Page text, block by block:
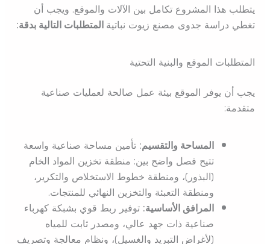
يتطلب هذا المشروع تكامل بين الآلات والموقع. ويجب أن
تغطي دراسة جدوى مصنع زيوت نباتيةالمتطلبات التالية بدقة:
المتطلبات الموقع والبنية التحتية
يجب أن يوفر الموقع بيئة عمل صالحة لعمليات صناعية
متقدمة:
المساحة والتقسيم:تأمين مساحة صناعية واسعة
تتيح فصل واضح بين: منطقة تخزين المواد الخام
(البذور)، ومنطقة خطوط الاستخلاص والتكرير،
ومنطقة التعبئة والتخزين النهائي للمنتجات.
المرافق الأساسية:توفير ربط قوي بشبكة كهرباء
صناعية ذات جهد عالي، ومصدر ثابت للمياه
(لأغراض التبريد والغسيل)، ونظام معالجة وتصريف